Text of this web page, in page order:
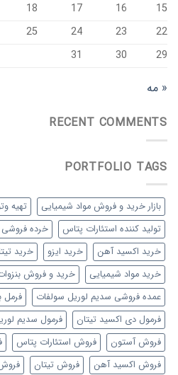
15
16
17
18
22
23
24
25
29
30
31
« مه
RECENT COMMENTS
PORTFOLIO TAGS
بازار خرید و فروش مواد شیمیایی
تهیه
تولید کننده استئارات پتاس
خرده فروشی
خرید اکسید آهن
خرید ایزو خرید
خرید مواد شیمیایی
خرید و فروش
عمده فروشی سدیم لوریل سولفات
فرمل
فرمول دی اکسید تیتان
فرمول سدیم
فروش آستون
فروش استئارات پتاس
فروش اکسید آهن
فروش تیتان